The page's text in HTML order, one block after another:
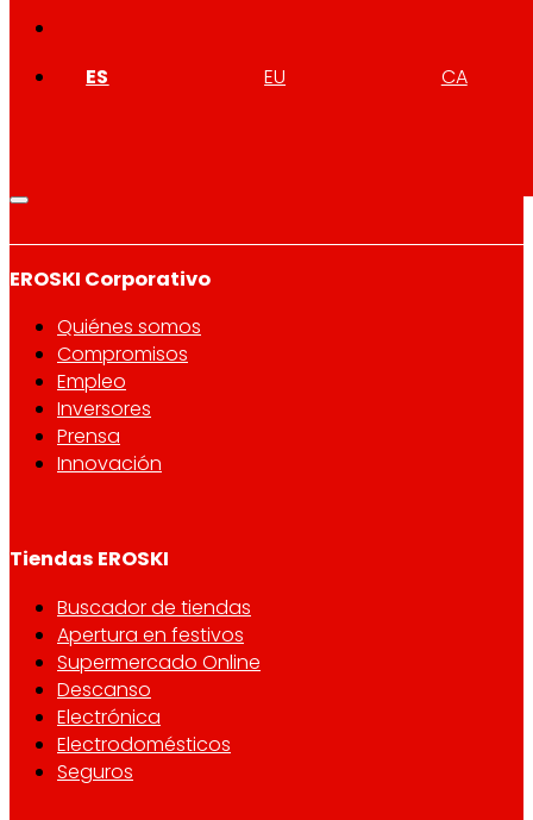
ES EU CA
EROSKI Corporativo
Quiénes somos
Compromisos
Empleo
Inversores
Prensa
Innovación
Tiendas EROSKI
Buscador de tiendas
Apertura en festivos
Supermercado Online
Descanso
Electrónica
Electrodomésticos
Seguros